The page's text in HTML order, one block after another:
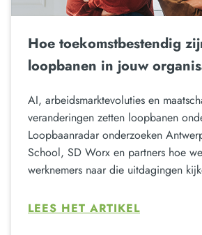
Hoe toekomstbestendig
loopbanen in jouw
AI, arbeidsmarktevoluties en
veranderingen zetten loopbanen
Loopbaanradar onderzoeken
School, SD Worx en partners hoe
werknemers naar die uitdagingen
LEES HET ARTIKEL